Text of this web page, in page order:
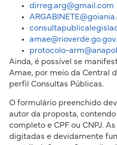
dirreg.arg@gmail.com
protocolo-
Ainda, é possível se
Amae, por meio da Central
perfil Consultas Públicas.
O formulário preenchido
autor da proposta,
completo e CPF ou CNPJ.
digitadas e devidamente